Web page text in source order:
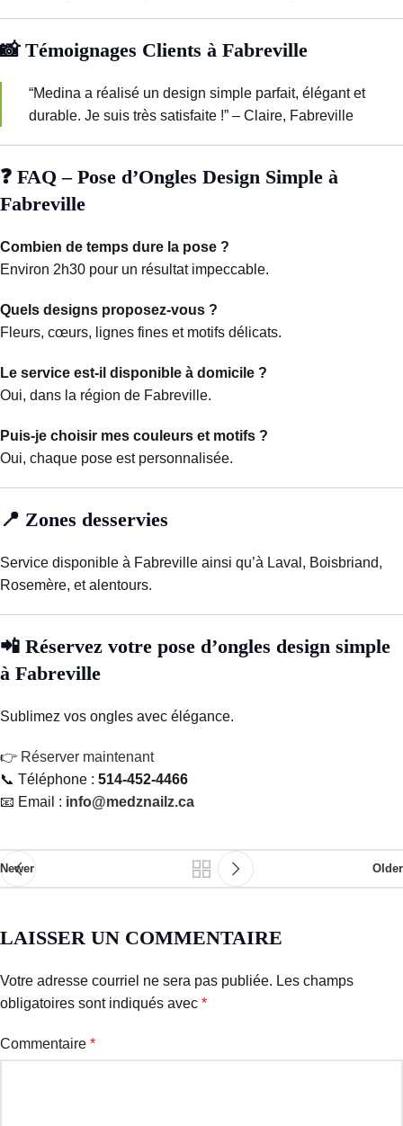
📸 Témoignages Clients à Fabreville
“Medina a réalisé un design simple parfait, élégant et
durable. Je suis très satisfaite !” – Claire, Fabreville
❓ FAQ – Pose d’Ongles Design Simple à
Fabreville
Combien de temps dure la pose ?
Environ 2h30 pour un résultat impeccable.
Quels designs proposez-vous ?
Fleurs, cœurs, lignes fines et motifs délicats.
Le service est-il disponible à domicile ?
Oui, dans la région de Fabreville.
Puis-je choisir mes couleurs et motifs ?
Oui, chaque pose est personnalisée.
📍 Zones desservies
Service disponible à Fabreville ainsi qu’à Laval, Boisbriand,
Rosemère, et alentours.
📲 Réservez votre pose d’ongles design simple
à Fabreville
Sublimez vos ongles avec élégance.
👉 Réserver maintenant
📞 Téléphone : 514-452-4466
📧 Email : info@medznailz.ca
Newer Older
LAISSER UN COMMENTAIRE
Votre adresse courriel ne sera pas publiée. Les champs
obligatoires sont indiqués avec *
Commentaire *